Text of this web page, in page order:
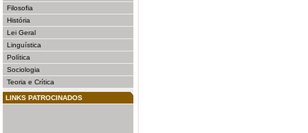
Filosofia
História
Lei Geral
Linguística
Política
Sociologia
Teoria e Crítica
LINKS PATROCINADOS